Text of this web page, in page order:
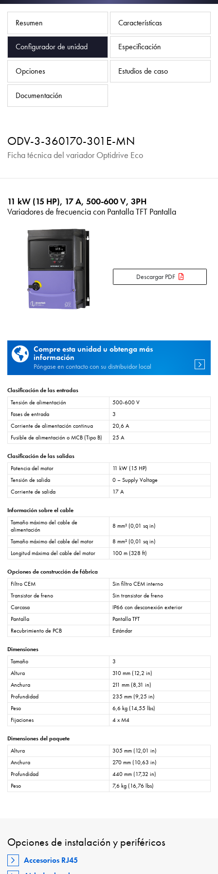
Resumen Características
Configurador de unidad Especificación
Opciones Estudios de caso
Documentación
ODV-3-360170-301E-MN
Ficha técnica del variador Optidrive Eco
11 kW (15 HP), 17 A, 500-600 V, 3PH
Variadores de frecuencia con Pantalla TFT Pantalla
Descargar PDF
Compre esta unidad u obtenga más
información
Póngase en contacto con su distribuidor local
Clasificación de las entradas
Tensión de alimentación
500-600 V
Fases de entrada
3
Corriente de alimentación continua
20,6 A
Fusible de alimentación o MCB (Tipo B)
25 A
Clasificación de las salidas
Potencia del motor
11 kW (15 HP)
Tensión de salida
0 – Supply Voltage
Corriente de salida
17 A
Información sobre el cable
Tamaño máximo del cable de
alimentación
8 mm² (0,01 sq in)
Tamaño máximo del cable del motor
8 mm² (0,01 sq in)
Longitud máxima del cable del motor
100 m (328 ft)
Opciones de construcción de fábrica
Filtro CEM
Sin filtro CEM interno
Transistor de freno
Sin transistor de freno
Carcasa
IP66 con desconexión exterior
Pantalla
Pantalla TFT
Recubrimiento de PCB
Estándar
Dimensiones
Tamaño
3
Altura
310 mm (12,2 in)
Anchura
211 mm (8,31 in)
Profundidad
235 mm (9,25 in)
Peso
6,6 kg (14,55 lbs)
Fijaciones
4 x M4
Dimensiones del paquete
Altura
305 mm (12,01 in)
Anchura
270 mm (10,63 in)
Profundidad
440 mm (17,32 in)
Peso
7,6 kg (16,76 lbs)
Opciones de instalación y periféricos
Accesorios RJ45
Política de privacidad
Mapa del sitio
iSource